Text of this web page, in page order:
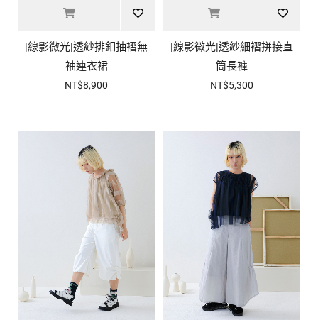
|線影微光|透紗排釦抽褶無
袖連衣裙
NT$8,900
|線影微光|透紗細褶拼接直
筒長褲
NT$5,300